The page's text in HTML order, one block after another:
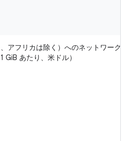
アフリカは除く）へのネットワーク
GiB あたり、米ドル）